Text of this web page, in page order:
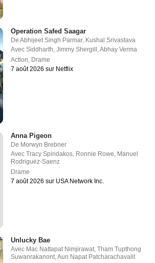
Operation Safed Saagar
DeAbhijeet Singh Parmar, Kushal Srivastava
AvecSiddharth ,Jimmy Shergill ,Abhay Verma
Action Drame
7 août 2026 sur Netflix
Anna Pigeon
De Morwyn Brebner
AvecTracy Spiridakos, Ronnie Rowe, Manuel
Rodriguez-Saenz
Drame
7 août 2026 sur USA Network Inc.
Unlucky Bae
Avec Mac Nattapat Nimjirawat,Tham Tupthong
Suwanrakanont,Aun Napat Patcharachavalit